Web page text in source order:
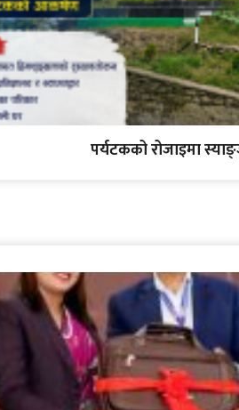
पर्यटकको रोजाइमा